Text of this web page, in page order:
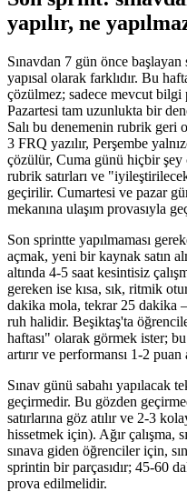
yapılır, ne
Sınavdan 7 gün önce
yapısal olarak farklıdır. Bu
çözülmez; sadece mevcut bilgi
Pazartesi tam uzunlukta bir
Salı bu denemenin rubrik geri
3 FRQ yazılır, Perşembe
çözülür, Cuma günü hiçbir
rubrik satırları ve
geçirilir. Cumartesi ve pazar
mekanına ulaşım provasıyla
Son sprintte yapılmaması
açmak, yeni bir kaynak satın
altında 4-5 saat kesintisiz
gereken ise kısa, sık, ritmik
dakika mola, tekrar 25 dakika
ruh halidir. Beşiktaş'ta
haftası" olarak görmek ister; bu
artırır ve performansı 1-2 puan
Sınav günü sabahı yapılacak
geçirmedir. Bu gözden
satırlarına göz atılır ve 2-3
hissetmek için). Ağır çalışma,
sınava giden öğrenciler için,
sprintin bir parçasıdır; 45-60
prova edilmelidir.